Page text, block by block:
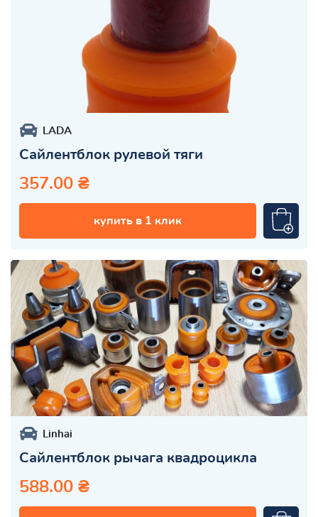
LADA
Сайлентблок рулевой тяги
357.00 ₴
купить в 1 клик
Linhai
Сайлентблок рычага квадроцикла
588.00 ₴